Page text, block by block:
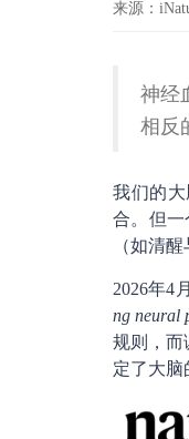
来源：
神经
相反
我们的
合。但
（如清
2026年4
ng neural
规则，而
定了大脑